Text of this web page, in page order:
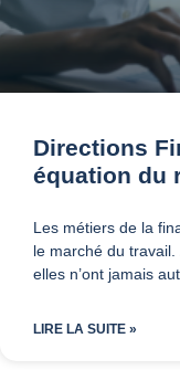
Directions
équation du
Les métiers de la
le marché du
elles n’ont jamais
LIRE LA SUITE »